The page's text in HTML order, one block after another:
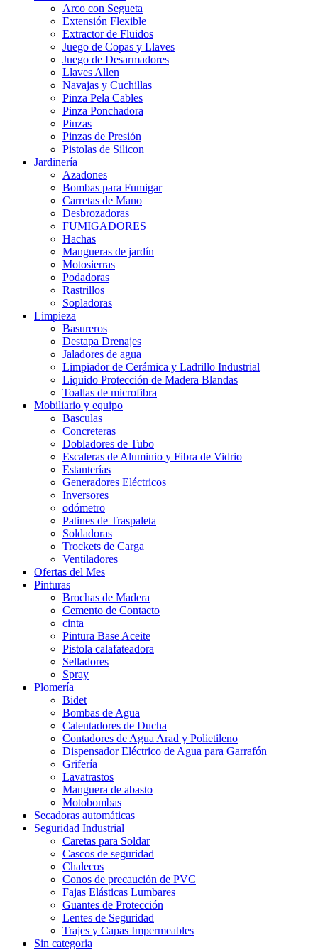
Arco con Segueta
Extensión Flexible
Extractor de Fluidos
Juego de Copas y Llaves
Juego de Desarmadores
Llaves Allen
Navajas y Cuchillas
Pinza Pela Cables
Pinza Ponchadora
Pinzas
Pinzas de Presión
Pistolas de Silicon
Jardinería
Azadones
Bombas para Fumigar
Carretas de Mano
Desbrozadoras
FUMIGADORES
Hachas
Mangueras de jardín
Motosierras
Podadoras
Rastrillos
Sopladoras
Limpieza
Basureros
Destapa Drenajes
Jaladores de agua
Limpiador de Cerámica y Ladrillo Industrial
Liquido Protección de Madera Blandas
Toallas de microfibra
Mobiliario y equipo
Basculas
Concreteras
Dobladores de Tubo
Escaleras de Aluminio y Fibra de Vidrio
Estanterías
Generadores Eléctricos
Inversores
odómetro
Patines de Traspaleta
Soldadoras
Trockets de Carga
Ventiladores
Ofertas del Mes
Pinturas
Brochas de Madera
Cemento de Contacto
cinta
Pintura Base Aceite
Pistola calafateadora
Selladores
Spray
Plomería
Bidet
Bombas de Agua
Calentadores de Ducha
Contadores de Agua Arad y Polietileno
Dispensador Eléctrico de Agua para Garrafón
Grifería
Lavatrastos
Manguera de abasto
Motobombas
Secadoras automáticas
Seguridad Industrial
Caretas para Soldar
Cascos de seguridad
Chalecos
Conos de precaución de PVC
Fajas Elásticas Lumbares
Guantes de Protección
Lentes de Seguridad
Trajes y Capas Impermeables
Sin categoria